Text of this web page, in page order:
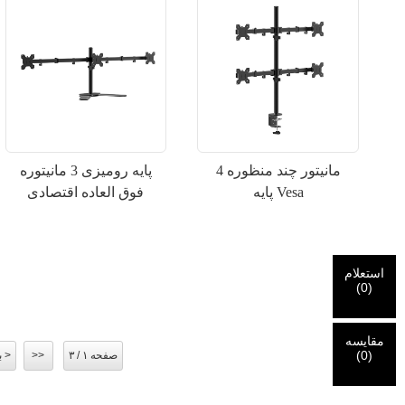
پایه رومیزی 3 مانیتوره
فوق العاده اقتصادی
مانیتور چند منظوره 4
پایه Vesa
بعدی > >> صفحه ۱ / ۳
استعلام
(0)
مقایسه
(0)